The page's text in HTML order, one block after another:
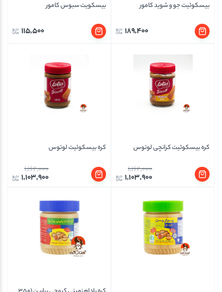
بیسکوئیت جو و شوید کامور
189,400
بیسکویت سبوس کامور
115,500
کره بیسکوئیت کرانچی لوتوس
1,162,000
1,103,900
کره بیسکوئیت لوتوس
1,162,000
1,103,900